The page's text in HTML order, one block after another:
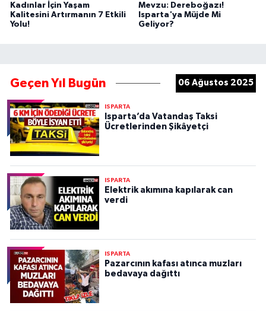
Kadınlar İçin Yaşam
Kalitesini Artırmanın 7 Etkili
Yolu!
Mevzu: Dereboğazı!
Isparta'ya Müjde Mi
Geliyor?
Geçen Yıl Bugün 06 Ağustos 2025
ISPARTA
Isparta’da Vatandaş Taksi
Ücretlerinden Şikâyetçi
ISPARTA
Elektrik akımına kapılarak can
verdi
ISPARTA
Pazarcının kafası atınca muzları
bedavaya dağıttı